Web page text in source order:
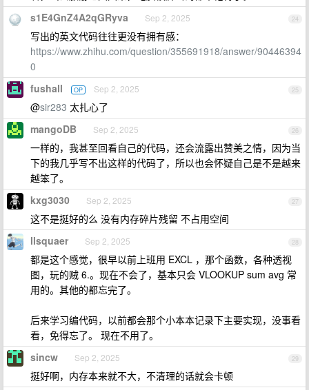
24
s1E4GnZ4A2qGRyva Sep 2, 2025
写出的英文代码往往更没有拥有感：
https://www.zhihu.com/question/355691918/answer/90446394
0
25
fushall OP Sep 2, 2025
@sir283 太扎心了
26
mangoDB Sep 2, 2025
一样的，我甚至回看自己的代码，还会流露出赞美之情，因为当
下的我几乎写不出这样的代码了，所以也会怀疑自己是不是越来
越笨了。
27
kxg3030 Sep 2, 2025
这不是挺好的么 没有内存碎片残留 不占用空间
28
llsquaer Sep 2, 2025
都是这个感觉，很早以前上班用 EXCL ，那个函数，各种透视
图，玩的贼 6.。现在不会了，基本只会 VLOOKUP sum avg 常
用的。其他的都忘完了。
后来学习编代码，以前都会那个小本本记录下主要实现，没事看
看，免得忘了。 现在不用了。
29
sincw Sep 2, 2025
挺好啊，内存本来就不大，不清理的话就会卡顿